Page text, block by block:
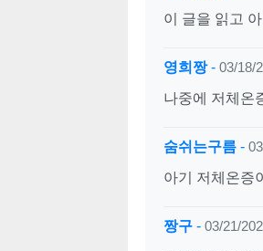
이 글을 읽고
영희짱- 03/18/
나중에 저체온
숨쉬는구름-
아기 저체온증
짱구- 03/21/